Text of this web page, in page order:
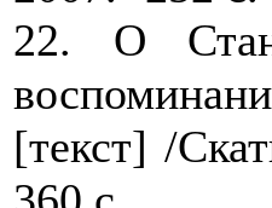
22. О
[текст] /